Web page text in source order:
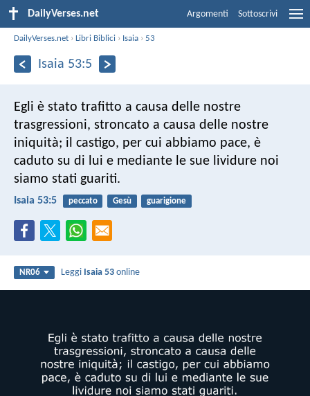
DailyVerses.net Argomenti Sottoscrivi
DailyVerses.net ›Libri Biblici › Isaia ›53
Isaia 53:5
Egli è stato trafitto a causa delle nostre
trasgressioni, stroncato a causa delle nostre
iniquità; il castigo, per cui abbiamo pace, è
caduto su di lui e mediante le sue lividure noi
siamo stati guariti.
Isaia 53:5 peccato Gesù guarigione
NR06 Leggi Isaia 53 online